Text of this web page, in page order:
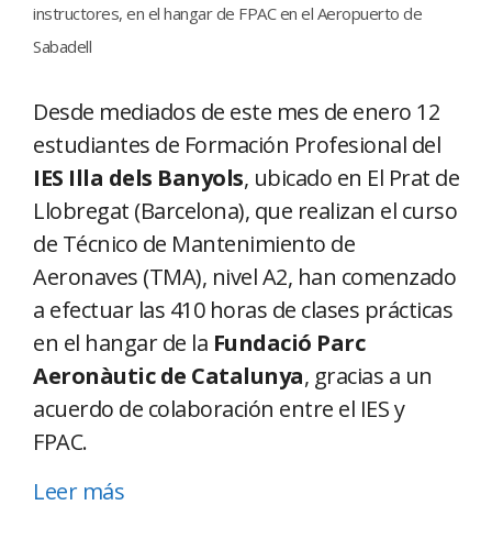
instructores, en el hangar de FPAC en el Aeropuerto de
Sabadell
Desde mediados de este mes de enero 12
estudiantes de Formación Profesional del
IES Illa dels Banyols, ubicado en El Prat de
Llobregat (Barcelona), que realizan el curso
de Técnico de Mantenimiento de
Aeronaves (TMA), nivel A2, han comenzado
a efectuar las 410 horas de clases prácticas
en el hangar de la Fundació Parc
Aeronàutic de Catalunya, gracias a un
acuerdo de colaboración entre el IES y
FPAC.
Leer más